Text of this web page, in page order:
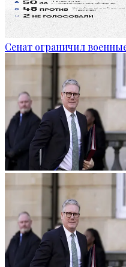
Сенат ограничил